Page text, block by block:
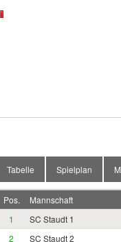
Tabelle Spielplan
Pos. Mannschaft
1
SC Staudt 1
2
SC Staudt 2